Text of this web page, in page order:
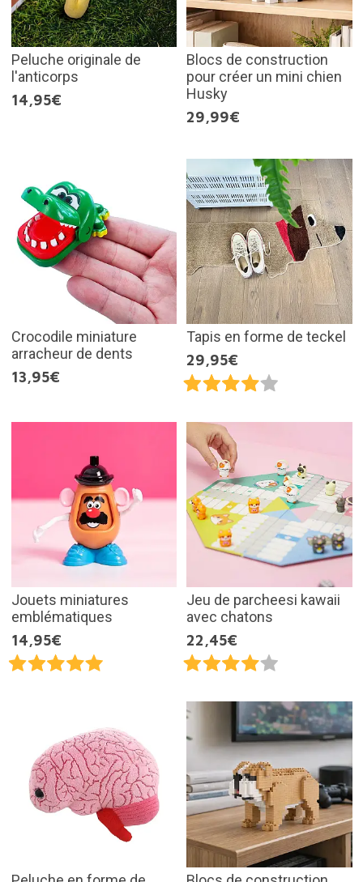
Peluche originale de
l'anticorps
14,95€
Blocs de construction
pour créer un mini chien
Husky
29,99€
Crocodile miniature
arracheur de dents
13,95€
Tapis en forme de teckel
29,95€
Jouets miniatures
emblématiques
14,95€
Jeu de parcheesi kawaii
avec chatons
22,45€